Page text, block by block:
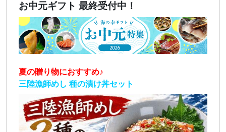
お中元ギフト 最終受付中！
夏の贈り物におすすめ♪
三陸漁師めし 種の漬け丼セット